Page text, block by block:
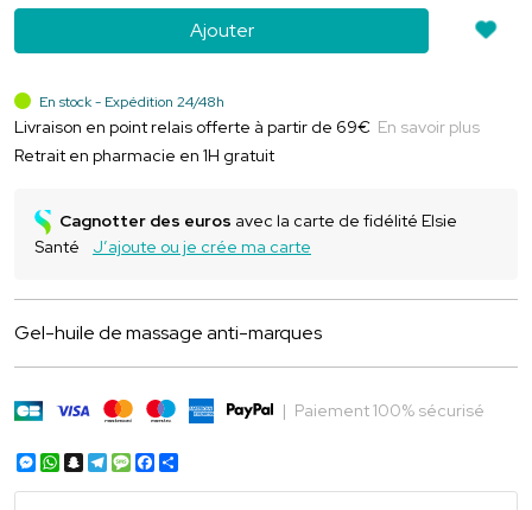
Ajouter
En stock - Expédition 24/48h
Livraison en point relais offerte à partir de 69€ En savoir plus
Retrait en pharmacie en 1H gratuit
Cagnotter des euros avec la carte de fidélité Elsie
Santé
J’ajoute ou je crée ma carte
Gel-huile de massage anti-marques
| Paiement 100% sécurisé
Messenger
WhatsApp
Snapchat
Telegram
Message
Facebook